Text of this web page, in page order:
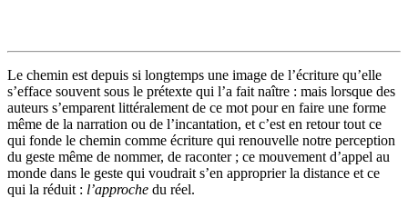
Le chemin est depuis si longtemps une image de l’écriture qu’elle
s’efface souvent sous le prétexte qui l’a fait naître : mais lorsque des
auteurs s’emparent littéralement de ce mot pour en faire une forme
même de la narration ou de l’incantation, et c’est en retour tout ce
qui fonde le chemin comme écriture qui renouvelle notre perception
du geste même de nommer, de raconter ; ce mouvement d’appel au
monde dans le geste qui voudrait s’en approprier la distance et ce
qui la réduit : l’approche du réel.